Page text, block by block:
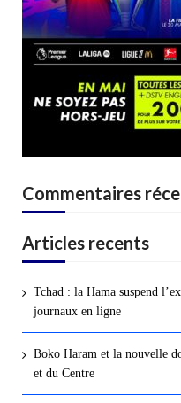
Commentaires
Articles recents
Tchad : la Hama suspend
journaux en ligne
Boko Haram et la nouvelle
et du Centre